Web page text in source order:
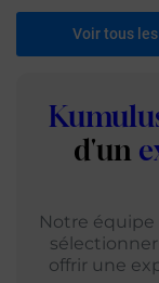
Voir tous
d'un
Notre équipe
offrir une